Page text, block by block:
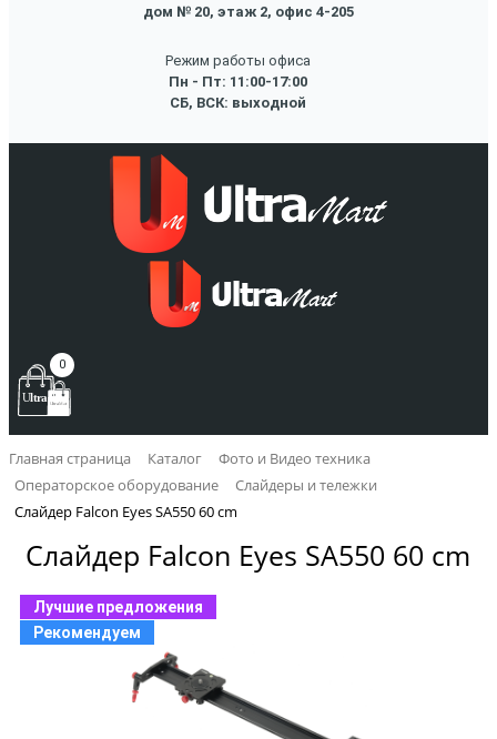
дом № 20, этаж 2, офис 4-205
Режим работы офиса
Пн - Пт: 11:00-17:00
СБ, ВСК: выходной
0
Главная страница Каталог
Фото и Видео техника
Операторское оборудование
Слайдеры и тележки
Слайдер Falcon Eyes SA550 60 cm
Слайдер Falcon Eyes SA550 60 cm
Лучшие предложения
Рекомендуем